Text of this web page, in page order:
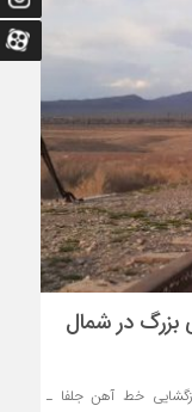
بزرگ در شمال
خط آهن جلفا ـ